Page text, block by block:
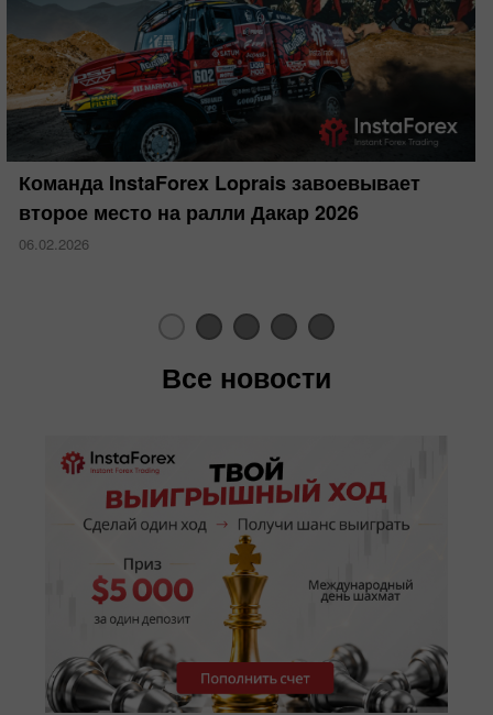
Команда InstaForex Loprais завоевывает
второе место на ралли Дакар 2026
06.02.2026
Все новости